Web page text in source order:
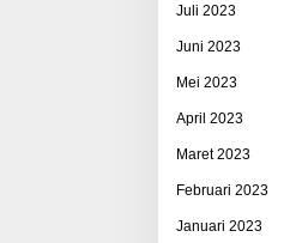
Juli 2023
Juni 2023
Mei 2023
April 2023
Maret 2023
Februari 2023
Januari 2023